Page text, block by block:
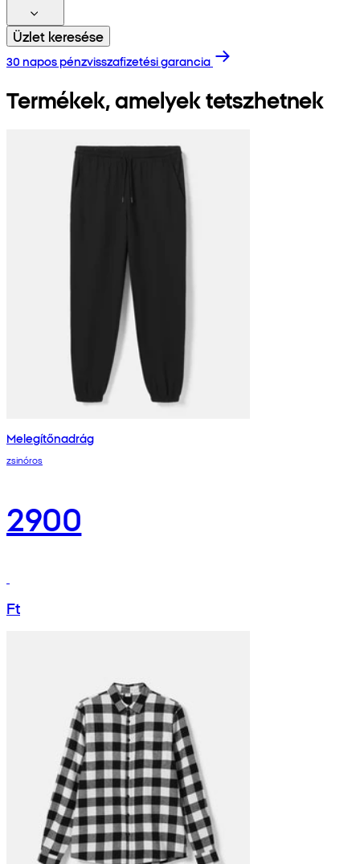
Üzlet keresése
30 napos pénzvisszafizetési garancia
Termékek, amelyek tetszhetnek
Melegítőnadrág
zsinóros
2900
Ft